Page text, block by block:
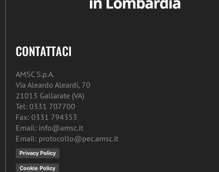
CONTATTACI
AMSC S.p.A.
Via Aleardo Aleardi, 70
21013 Gallarate (VA)
Tel: 0331 707700
Fax: 0331 794353
Email: info@amsc.it
Email: protocollo@pec.amsc.it
Privacy Policy
Cookie Policy